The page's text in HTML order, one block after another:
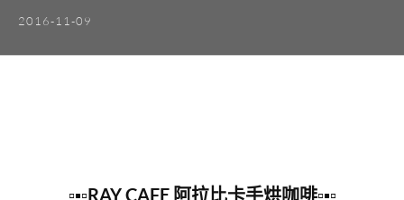
2016-11-09
▫▪▫RAY CAFE 阿拉比卡手烘咖啡▫▪▫